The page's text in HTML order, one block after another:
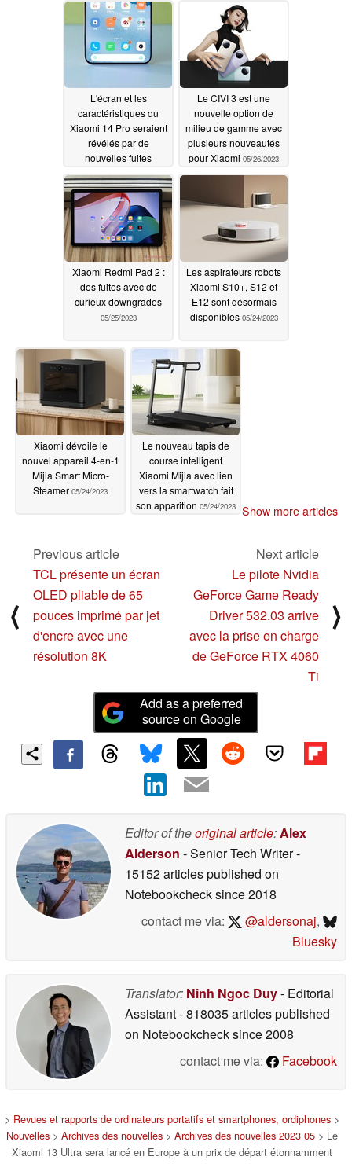
L'écran et les
caractéristiques du
Xiaomi 14 Pro seraient
révélés par de
nouvelles fuites
05/28/2023
Le CIVI 3 est une
nouvelle option de
milieu de gamme avec
plusieurs nouveautés
pour Xiaomi 05/26/2023
Xiaomi Redmi Pad 2 :
des fuites avec de
curieux downgrades
05/25/2023
Les aspirateurs robots
Xiaomi S10+, S12 et
E12 sont désormais
disponibles 05/24/2023
Xiaomi dévoile le
nouvel appareil 4-en-1
Mijia Smart Micro-
Steamer 05/24/2023
Le nouveau tapis de
course intelligent
Xiaomi Mijia avec lien
vers la smartwatch fait
son apparition 05/24/2023 Show more articles
⟨
Previous article
TCL présente un écran
OLED pliable de 65
pouces imprimé par jet
d'encre avec une
résolution 8K
Next article
Le pilote Nvidia
GeForce Game Ready
Driver 532.03 arrive
avec la prise en charge
de GeForce RTX 4060
Ti
⟩
Add as a preferred
source on Google
Editor of theoriginal article:Alex
Alderson - Senior Tech Writer-
15152 articles published on
Notebookchecksince 2018
contact me via:
@aldersonaj,
Bluesky
Translator: Ninh Ngoc Duy- Editorial
Assistant- 818035 articles published
on Notebookchecksince 2008
contact me via:
Facebook
> Revues et rapports de ordinateurs portatifs et smartphones, ordiphones >
Nouvelles > Archives des nouvelles > Archives des nouvelles 2023 05 > Le
Xiaomi 13 Ultra sera lancé en Europe à un prix de départ étonnamment